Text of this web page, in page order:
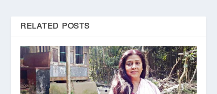
RELATED POSTS